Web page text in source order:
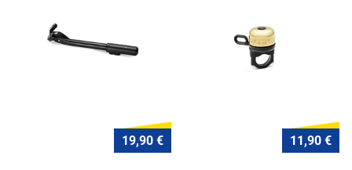
19,90 € 11,90 €